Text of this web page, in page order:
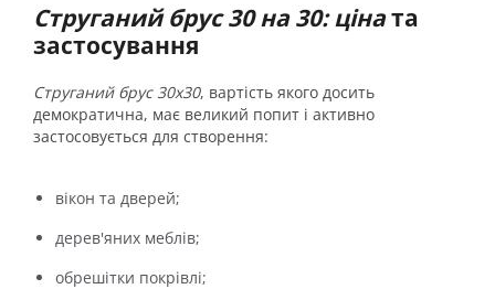
Струганий брус 30 на 30: ціната
застосування
Струганий брус 30х30, вартість якого досить
демократична, має великий попит і активно
застосовується для створення:
вікон та дверей;
дерев'яних меблів;
обрешітки покрівлі;